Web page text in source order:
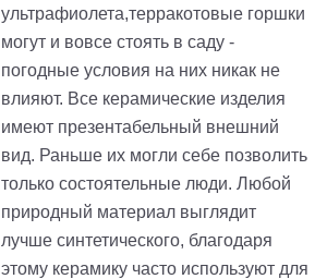
ультрафиолета,терракотовые горшки
могут и вовсе стоять в саду -
погодные условия на них никак не
влияют. Все керамические изделия
имеют презентабельный внешний
вид. Раньше их могли себе позволить
только состоятельные люди. Любой
природный материал выглядит
лучше синтетического, благодаря
этому керамику часто используют для